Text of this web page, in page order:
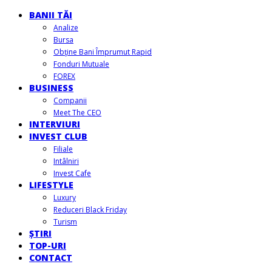
BANII TĂI
Analize
Bursa
Obţine Bani Împrumut Rapid
Fonduri Mutuale
FOREX
BUSINESS
Companii
Meet The CEO
INTERVIURI
INVEST CLUB
Filiale
Intâlniri
Invest Cafe
LIFESTYLE
Luxury
Reduceri Black Friday
Turism
ȘTIRI
TOP-URI
CONTACT